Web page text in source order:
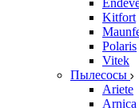
Kitfort
Polaris
Vitek
Пылесосы
Ariete
Arnica